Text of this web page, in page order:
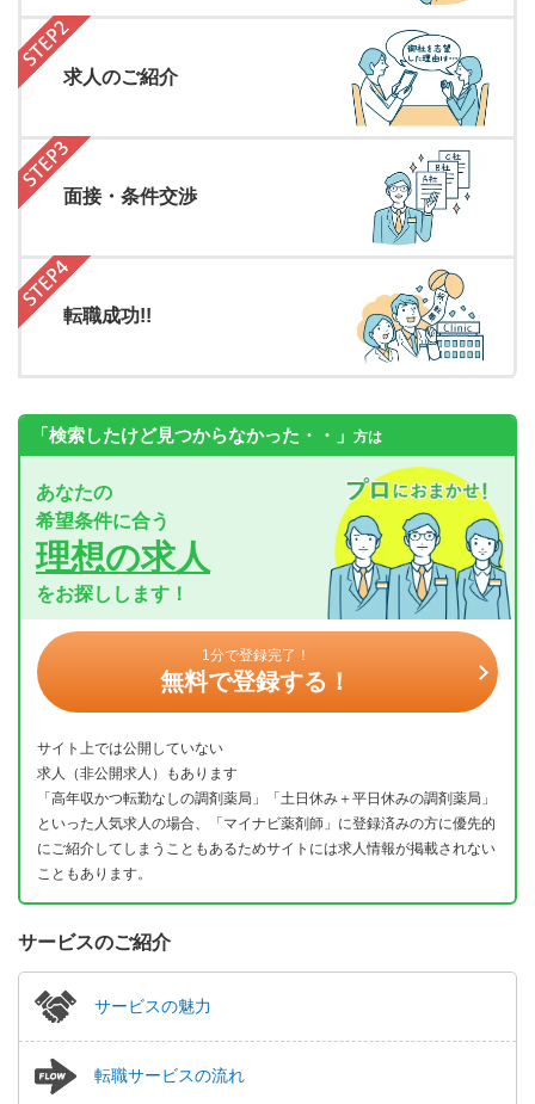
求人のご紹介
面接・条件交渉
転職成功!!
「検索したけど見つからなかった・・」 方は
あなたの
希望条件に合う
理想の求人
をお探しします！
1分で登録完了！
無料で登録する！
サイト上では公開していない
求人（非公開求人）もあります
「高年収かつ転勤なしの調剤薬局」「土日休み＋平日休みの調剤薬局」
といった人気求人の場合、「マイナビ薬剤師」に登録済みの方に優先的
にご紹介してしまうこともあるためサイトには求人情報が掲載されない
こともあります。
サービスのご紹介
サービスの魅力
転職サービスの流れ